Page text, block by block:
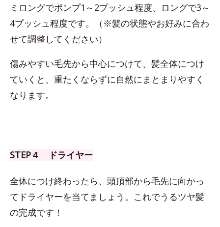
ミロングでポンプ1～2プッシュ程度、ロングで3～
4プッシュ程度です。（※髪の状態やお好みに合わ
せて調整してください）
傷みやすい毛先から中心につけて、髪全体につけ
ていくと、重たくならずに自然にまとまりやすく
なります。
STEP４ ドライヤー
全体につけ終わったら、頭頂部から毛先に向かっ
てドライヤーを当てましょう。これでうるツヤ髪
の完成です！